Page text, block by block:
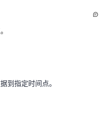
、一云多态”,国产化软件全面适配，
统及硬件芯片支持丰富
复。
到指定时间点。